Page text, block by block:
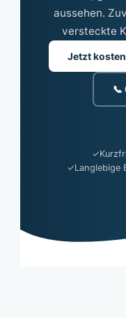
aussehen.
versteckte
Jetzt
📞
✓
✓Langlebige